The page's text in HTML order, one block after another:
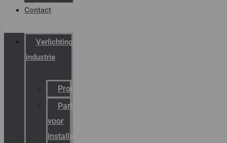
Contact
Verlichting
industrie
Productcatalogus
Partner
voor
installateurs